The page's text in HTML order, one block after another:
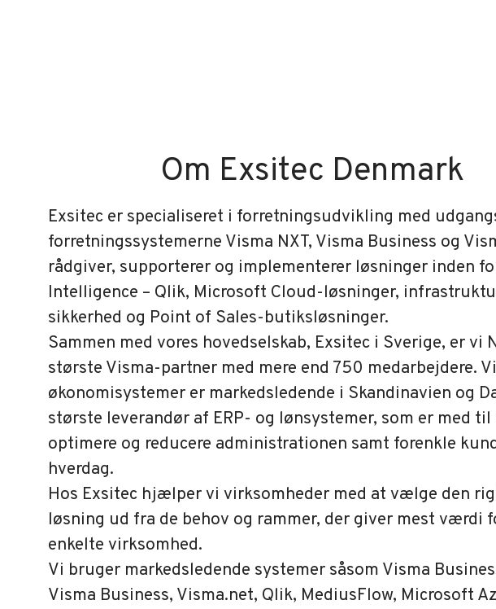
Om Exsitec Denmark
Exsitec er specialiseret i forretningsudvikling med
forretningssystemerne Visma NXT, Visma Business og
rådgiver, supporterer og implementerer løsninger inden
Intelligence – Qlik, Microsoft Cloud-løsninger,
sikkerhed og Point of Sales-butiksløsninger.
Sammen med vores hovedselskab, Exsitec i Sverige, er vi
største Visma-partner med mere end 750 medarbejdere.
økonomisystemer er markedsledende i Skandinavien og
største leverandør af ERP- og lønsystemer, som er med til
optimere og reducere administrationen samt forenkle
hverdag.
Hos Exsitec hjælper vi virksomheder med at vælge den
løsning ud fra de behov og rammer, der giver mest værdi
enkelte virksomhed.
Vi bruger markedsledende systemer såsom Visma
Visma Business, Visma.net, Qlik, MediusFlow, Microsoft